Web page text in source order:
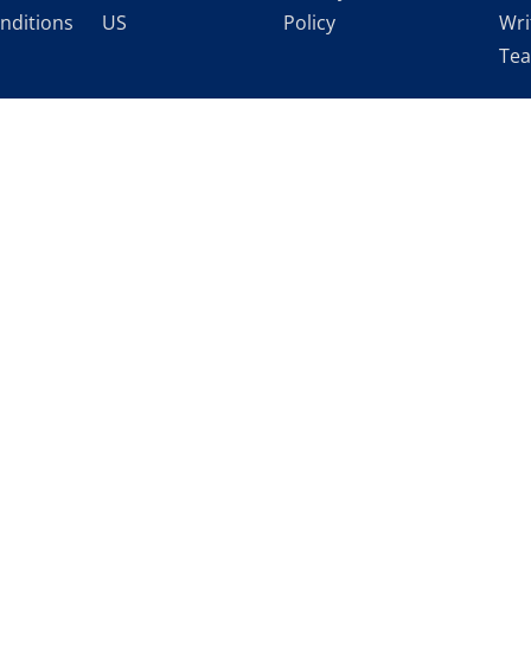
US
Policy